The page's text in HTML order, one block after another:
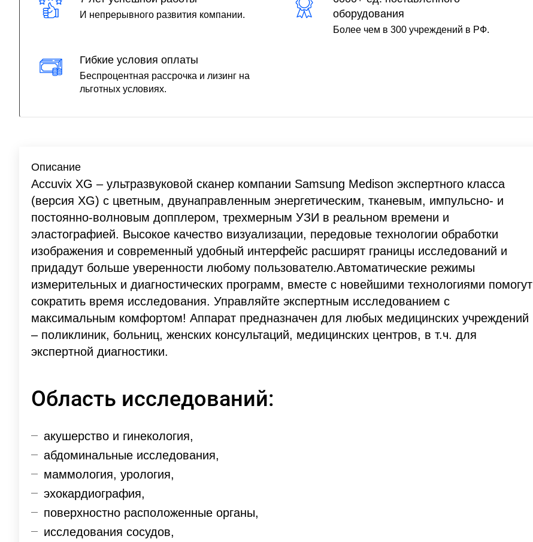
И непрерывного развития компании.
оборудования
Более чем в 300 учреждений в РФ.
Гибкие условия оплаты
Беспроцентная рассрочка и лизинг на
льготных условиях.
Описание
Accuvix XG – ультразвуковой сканер компании Samsung Medison экспертного класса
(версия XG) с цветным, двунаправленным энергетическим, тканевым, импульсно- и
постоянно-волновым допплером, трехмерным УЗИ в реальном времени и
эластографией. Высокое качество визуализации, передовые технологии обработки
изображения и современный удобный интерфейс расширят границы исследований и
придадут больше уверенности любому пользователю.Автоматические режимы
измерительных и диагностических программ, вместе с новейшими технологиями помогут
сократить время исследования. Управляйте экспертным исследованием с
максимальным комфортом! Аппарат предназначен для любых медицинских учреждений
– поликлиник, больниц, женских консультаций, медицинских центров, в т.ч. для
экспертной диагностики.
Область исследований:
акушерство и гинекология,
абдоминальные исследования,
маммология, урология,
эхокардиография,
поверхностно расположенные органы,
исследования сосудов,